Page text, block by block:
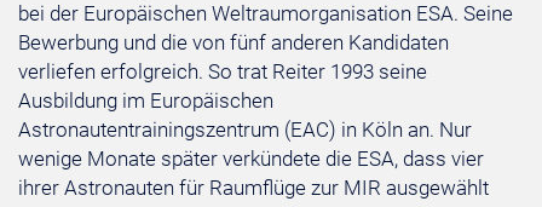
bei der Europäischen Weltraumorganisation ESA. Seine
Bewerbung und die von fünf anderen Kandidaten
verliefen erfolgreich. So trat Reiter 1993 seine
Ausbildung im Europäischen
Astronautentrainingszentrum (EAC) in Köln an. Nur
wenige Monate später verkündete die ESA, dass vier
ihrer Astronauten für Raumflüge zur MIR ausgewählt